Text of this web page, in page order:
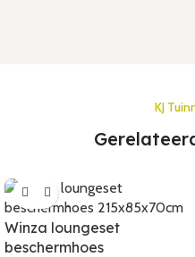
KJ
Winza loungeset
beschermhoes